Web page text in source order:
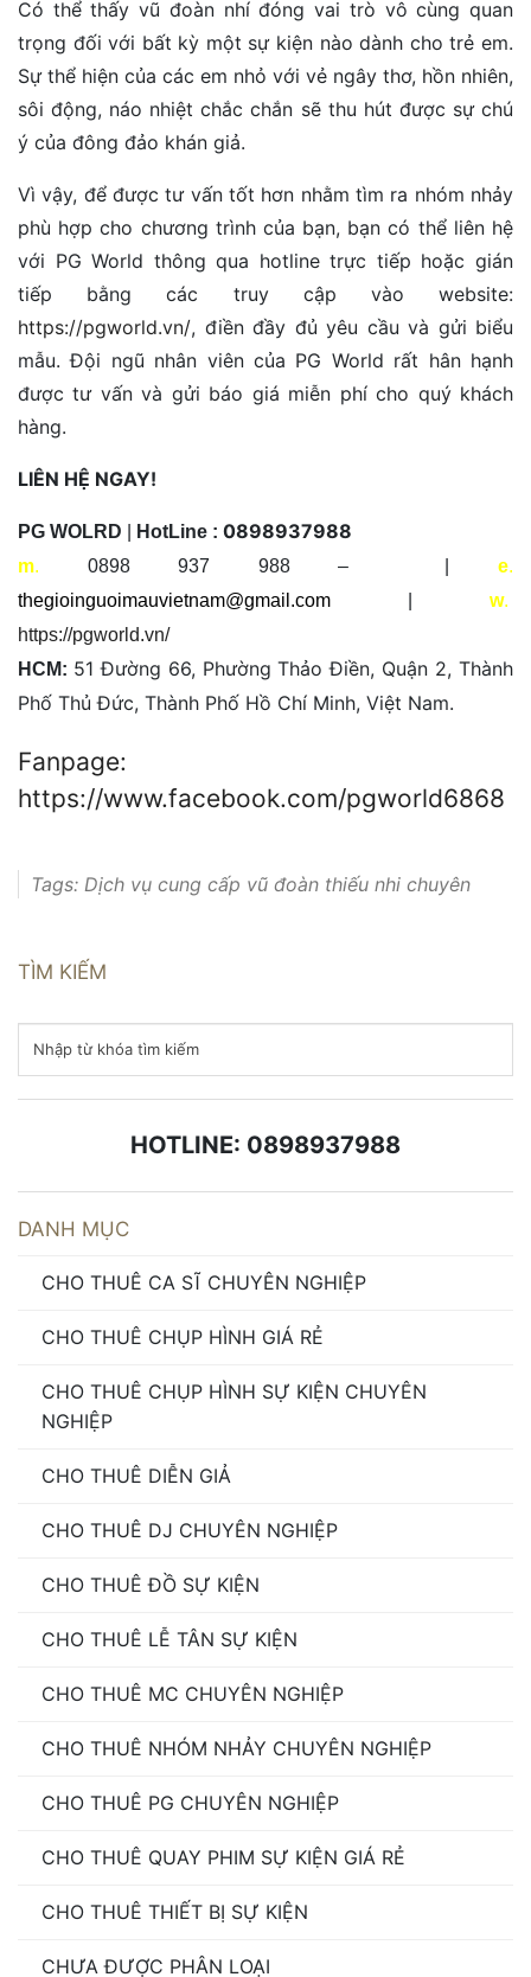
Có thể thấy vũ đoàn nhí đóng vai trò vô cùng quan
trọng đối với bất kỳ một sự kiện nào dành cho trẻ em.
Sự thể hiện của các em nhỏ với vẻ ngây thơ, hồn nhiên,
sôi động, náo nhiệt chắc chắn sẽ thu hút được sự chú
ý của đông đảo khán giả.
Vì vậy, để được tư vấn tốt hơn nhằm tìm ra nhóm nhảy
phù hợp cho chương trình của bạn, bạn có thể liên hệ
với PG World thông qua hotline trực tiếp hoặc gián
tiếp bằng các truy cập vào website:
https://pgworld.vn/, điền đầy đủ yêu cầu và gửi biểu
mẫu. Đội ngũ nhân viên của PG World rất hân hạnh
được tư vấn và gửi báo giá miễn phí cho quý khách
hàng.
LIÊN HỆ NGAY!
PG WOLRD HotLine : 0898937988
m. 0898 937 988 – | e.
thegioinguoimauvietnam@gmail.com
w.
https://pgworld.vn/
HCM: 51 Đường 66, Phường Thảo Điền, Quận 2, Thành
Phố Thủ Đức, Thành Phố Hồ Chí Minh, Việt Nam.
Fanpage:
https://www.facebook.com/pgworld6868
Tags: Dịch vụ cung cấp vũ đoàn thiếu nhi chuyên
TÌM KIẾM
HOTLINE: 0898937988
DANH MỤC
CHO THUÊ CA SĨ CHUYÊN NGHIỆP
CHO THUÊ CHỤP HÌNH GIÁ RẺ
CHO THUÊ CHỤP HÌNH SỰ KIỆN CHUYÊN
NGHIỆP
CHO THUÊ DIỄN GIẢ
CHO THUÊ DJ CHUYÊN NGHIỆP
CHO THUÊ ĐỒ SỰ KIỆN
CHO THUÊ LỄ TÂN SỰ KIỆN
CHO THUÊ MC CHUYÊN NGHIỆP
CHO THUÊ NHÓM NHẢY CHUYÊN NGHIỆP
CHO THUÊ PG CHUYÊN NGHIỆP
CHO THUÊ QUAY PHIM SỰ KIỆN GIÁ RẺ
CHO THUÊ THIẾT BỊ SỰ KIỆN
CHƯA ĐƯỢC PHÂN LOẠI